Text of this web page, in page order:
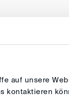
auf unsere
kontaktieren